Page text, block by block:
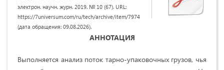
электрон. научн. журн. 2019. № 10 (67). URL:
https://7universum.com/ru/tech/archive/item/7974
(дата обращения: 09.08.2026).
АННОТАЦИЯ
Выполняется анализ поток тарно-упаковочных грузов, чья